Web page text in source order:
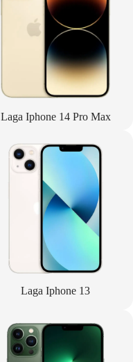
Laga Iphone 14 Pro Max
Laga Iphone 13